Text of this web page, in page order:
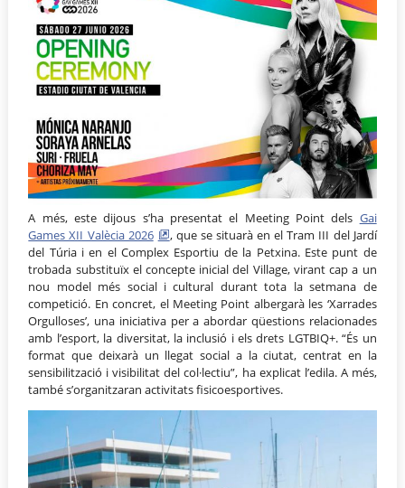
A més, este dijous s’ha presentat el Meeting Point dels Gai
Games XII Valècia 2026
, que se situarà en el Tram III del Jardí
del Túria i en el Complex Esportiu de la Petxina. Este punt de
trobada substituïx el concepte inicial del Village, virant cap a un
nou model més social i cultural durant tota la setmana de
competició. En concret, el Meeting Point albergarà les ‘Xarrades
Orgulloses’, una iniciativa per a abordar qüestions relacionades
amb l’esport, la diversitat, la inclusió i els drets LGTBIQ+. “És un
format que deixarà un llegat social a la ciutat, centrat en la
sensibilització i visibilitat del col·lectiu”, ha explicat l’edila. A més,
també s’organitzaran activitats fisicoesportives.